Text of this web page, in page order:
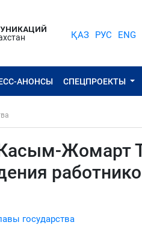
ҚАЗ РУС ENG
АНОНСЫ СПЕЦПРОЕКТЫ
Касым-Жомарт
государства